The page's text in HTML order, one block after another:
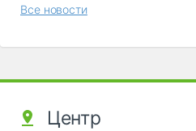
Все новости
Центр